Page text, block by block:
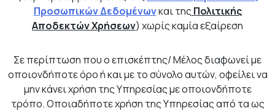
Προσωπικών Δεδομένωνκαι της Πολιτικής
Αποδεκτών Χρήσεων) χωρίς καμία εξαίρεση
Σε περίπτωση που ο επισκέπτης/ Μέλος διαφωνεί με
οποιονδήποτε όρο ή και με το σύνολο αυτών, οφείλει να
μην κάνει χρήση της Υπηρεσίας με οποιονδήποτε
τρόπο. Οποιαδήποτε χρήση της Υπηρεσίας από τα ως